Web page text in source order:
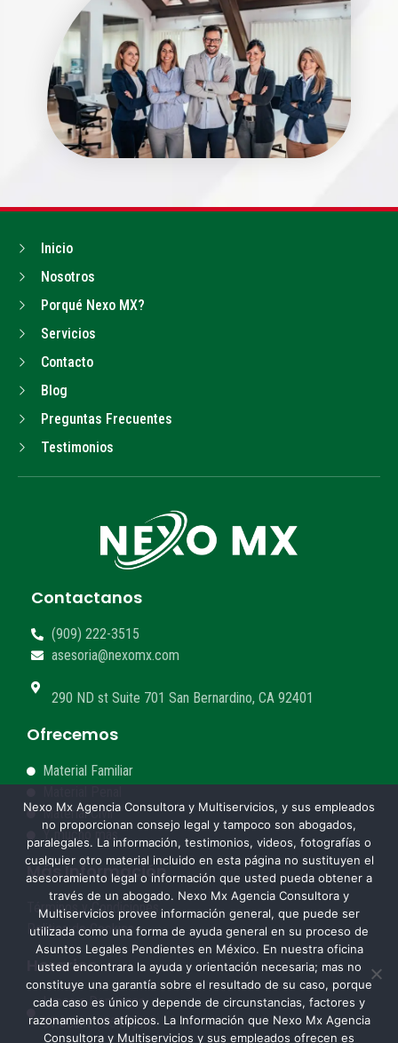
Inicio
Nosotros
Porqué Nexo MX?
Servicios
Contacto
Blog
Preguntas Frecuentes
Testimonios
Contactanos
(909) 222-3515
asesoria@nexomx.com
290 ND st Suite 701 San Bernardino, CA 92401
Ofrecemos
Material Familiar
Material Civil
Y mucho más...
Más Información
Términos y Condiciones
Politica de Cookies
Horarios
Lunes a Domingos
07:00am - 06:00pm
Nexo Mx Agencia Consultora y Multiservicios, y sus empleados
no proporcionan consejo legal y tampoco son abogados,
paralegales. La información, testimonios, videos, fotografías o
cualquier otro material incluido en esta página no sustituyen el
asesoramiento legal o información que usted pueda obtener a
través de un abogado. Nexo Mx Agencia Consultora y
Multiservicios provee información general, que puede ser
utilizada como una forma de ayuda general en su proceso de
Asuntos Legales Pendientes en México. En nuestra oficina
usted encontrara la ayuda y orientación necesaria; mas no
constituye una garantía sobre el resultado de su caso, porque
cada caso es único y depende de circunstancias, factores y
razonamientos atípicos. La Información que Nexo Mx Agencia
Consultora y Multiservicios y sus empleados ofrecen es